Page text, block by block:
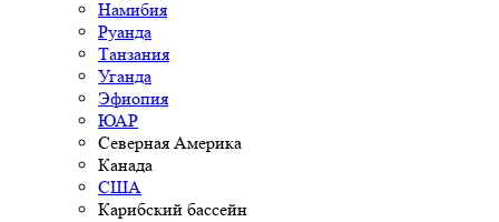
Намибия
Руанда
Танзания
Уганда
Эфиопия
ЮАР
Северная Америка
Канада
США
Карибский бассейн